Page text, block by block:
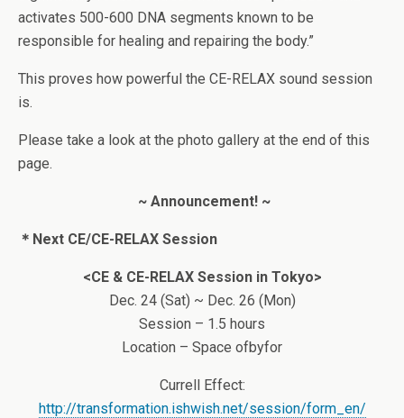
activates 500-600 DNA segments known to be
responsible for healing and repairing the body.”
This proves how powerful the CE-RELAX sound session
is.
Please take a look at the photo gallery at the end of this
page.
~ Announcement! ~
＊Next CE/CE-RELAX Session
<CE & CE-RELAX Session in Tokyo>
Dec. 24 (Sat) ~ Dec. 26 (Mon)
Session – 1.5 hours
Location – Space ofbyfor
Currell Effect:
http://transformation.ishwish.net/session/form_en/